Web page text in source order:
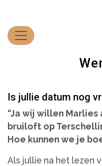
Is jullie datum nog
“Ja wij willen
bruiloft op
Hoe kunnen we je
Als jullie na het lezen